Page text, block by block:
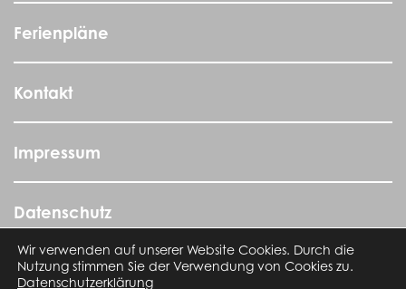
Ferienpläne
Kontakt
Impressum
Datenschutz
Allgemeine Geschäftsbedingungen AGB
Wir verwenden auf unserer Website Cookies. Durch die
Nutzung stimmen Sie der Verwendung von Cookies zu.
Datenschutzerklärung